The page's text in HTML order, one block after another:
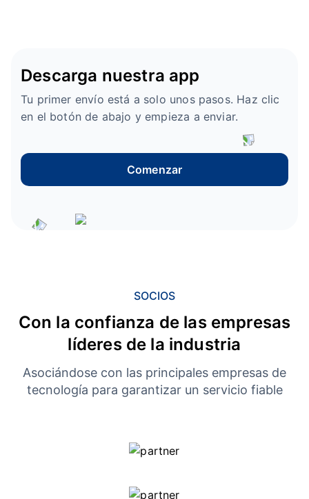
Descarga nuestra app
Tu primer envío está a solo unos pasos. Haz clic
en el botón de abajo y empieza a enviar.
Comenzar
SOCIOS
Con la confianza de las empresas
líderes de la industria
Asociándose con las principales empresas de
tecnología para garantizar un servicio fiable